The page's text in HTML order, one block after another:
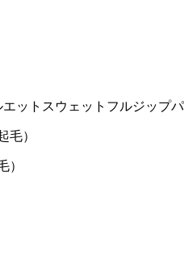
ットスウェットフルジップパ
）